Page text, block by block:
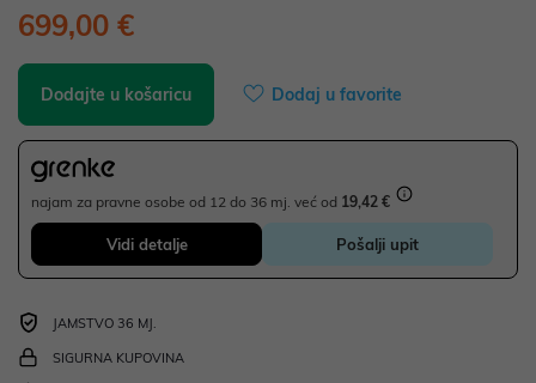
699,00 €
Dodajte u košaricu Dodaj u favorite
najam za pravne osobe od 12 do 36 mj. već od 19,42 €
Vidi detalje Pošalji upit
JAMSTVO 36 MJ.
SIGURNA KUPOVINA